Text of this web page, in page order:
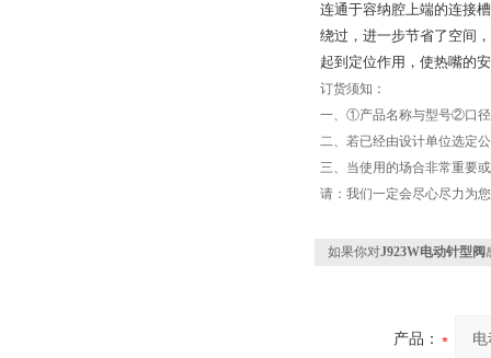
连通于容纳腔上端的连接
绕过，进一步节省了空间
起到定位作用，使热嘴的
订货须知：
一、①产品名称与型号②口
二、若已经由设计单位选定
三、当使用的场合非常重要
请：我们一定会尽心尽力为
如果你对J923W电动针型阀
产品：